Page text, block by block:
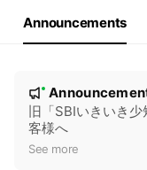
Announcements
New
旧「SBIいきいき
客様へ
See more